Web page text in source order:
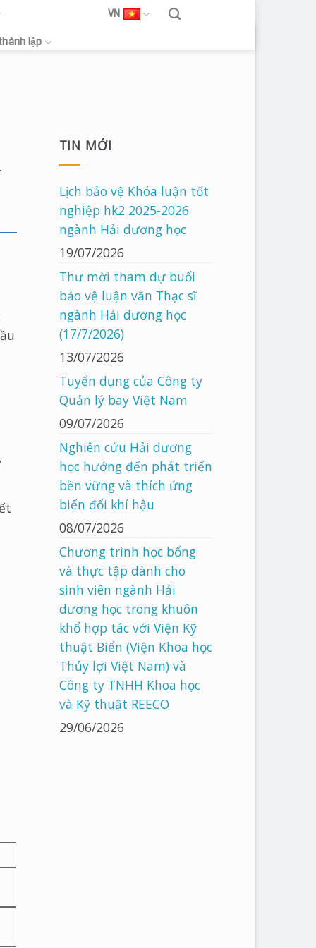
lập
VN
TIN MỚI
Lịch bảo vệ Khóa luận tốt
nghiệp hk2 2025-2026
ngành Hải dương học
19/07/2026
Thư mời tham dự buổi
bảo vệ luận văn Thạc sĩ
ngành Hải dương học
(17/7/2026)
13/07/2026
Tuyển dụng của Công ty
Quản lý bay Việt Nam
09/07/2026
Nghiên cứu Hải dương
học hướng đến phát triển
bền vững và thích ứng
biến đổi khí hậu
08/07/2026
Chương trình học bổng
và thực tập dành cho
sinh viên ngành Hải
dương học trong khuôn
khổ hợp tác với Viện Kỹ
thuật Biển (Viện Khoa học
Thủy lợi Việt Nam) và
Công ty TNHH Khoa học
và Kỹ thuật REECO
29/06/2026